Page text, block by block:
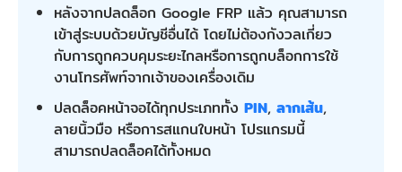
หลังจากปลดล็อก Google FRP แล้ว คุณสามารถ
เข้าสู่ระบบด้วยบัญชีอื่นได้ โดยไม่ต้องกังวลเกี่ยว
กับการถูกควบคุมระยะไกลหรือการถูกบล็อกการใช้
งานโทรศัพท์จากเจ้าของเครื่องเดิม
ปลดล็อคหน้าจอได้ทุกประเภททั้ง PIN, ลากเส้น,
ลายนิ้วมือ หรือการสแกนใบหน้า โปรแกรมนี้
สามารถปลดล็อคได้ทั้งหมด